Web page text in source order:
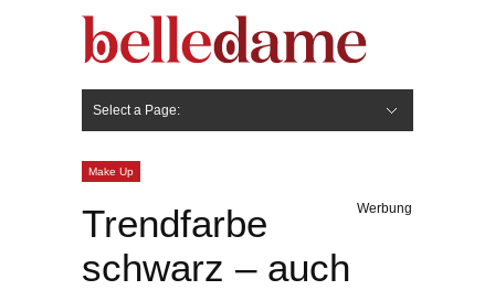
Select a Page:
Make Up
Trendfarbe
schwarz – auch
Werbung